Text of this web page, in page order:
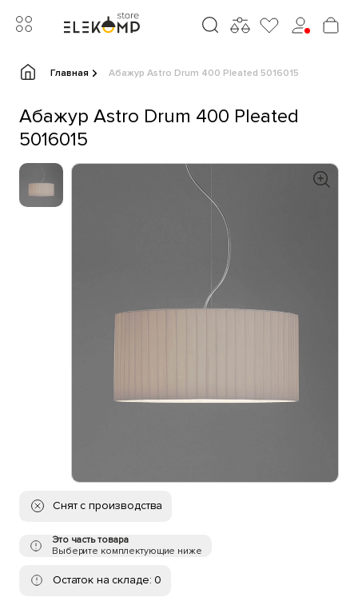
Главная Абажур Astro Drum 400 Pleated 5016015
Абажур Astro Drum 400 Pleated
5016015
Снят с производства
Это часть товара
Выберите комплектующие ниже
Остаток на складе: 0